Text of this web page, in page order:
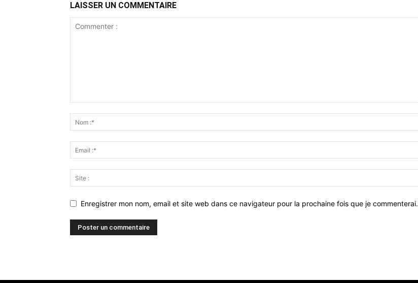
LAISSER UN COMMENTAIRE
Enregistrer mon nom, email et site web dans ce navigateur pour la prochaine fois que je commenterai.